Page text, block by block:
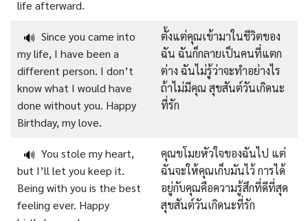
life afterward.
🔊 Since you came into
my life, I have been a
different person. I don’t
know what I would have
done without you. Happy
Birthday, my love.
ตั้งแต่คุณเข้ามาในชีวิตของ
ฉัน ฉันก็กลายเป็นคนที่แตก
ต่าง ฉันไม่รู้ว่าจะทำอย่างไร
ถ้าไม่มีคุณ สุขสันต์วันเกิดนะ
ที่รัก
🔊 You stole my heart,
but I’ll let you keep it.
Being with you is the best
feeling ever. Happy
คุณขโมยหัวใจของฉันไป แต่
ฉันจะให้คุณเก็บมันไว้ การได้
อยู่กับคุณคือความรู้สึกที่ดีที่สุด
สุขสันต์วันเกิดนะที่รัก